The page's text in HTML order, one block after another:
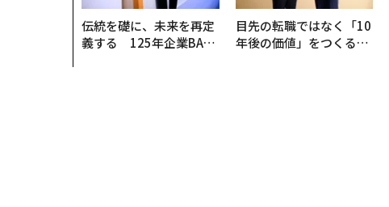
伝統を礎に、未来を再定
義する 125年企業BAT
目先の転職ではなく「10
年後の価値」をつくる─